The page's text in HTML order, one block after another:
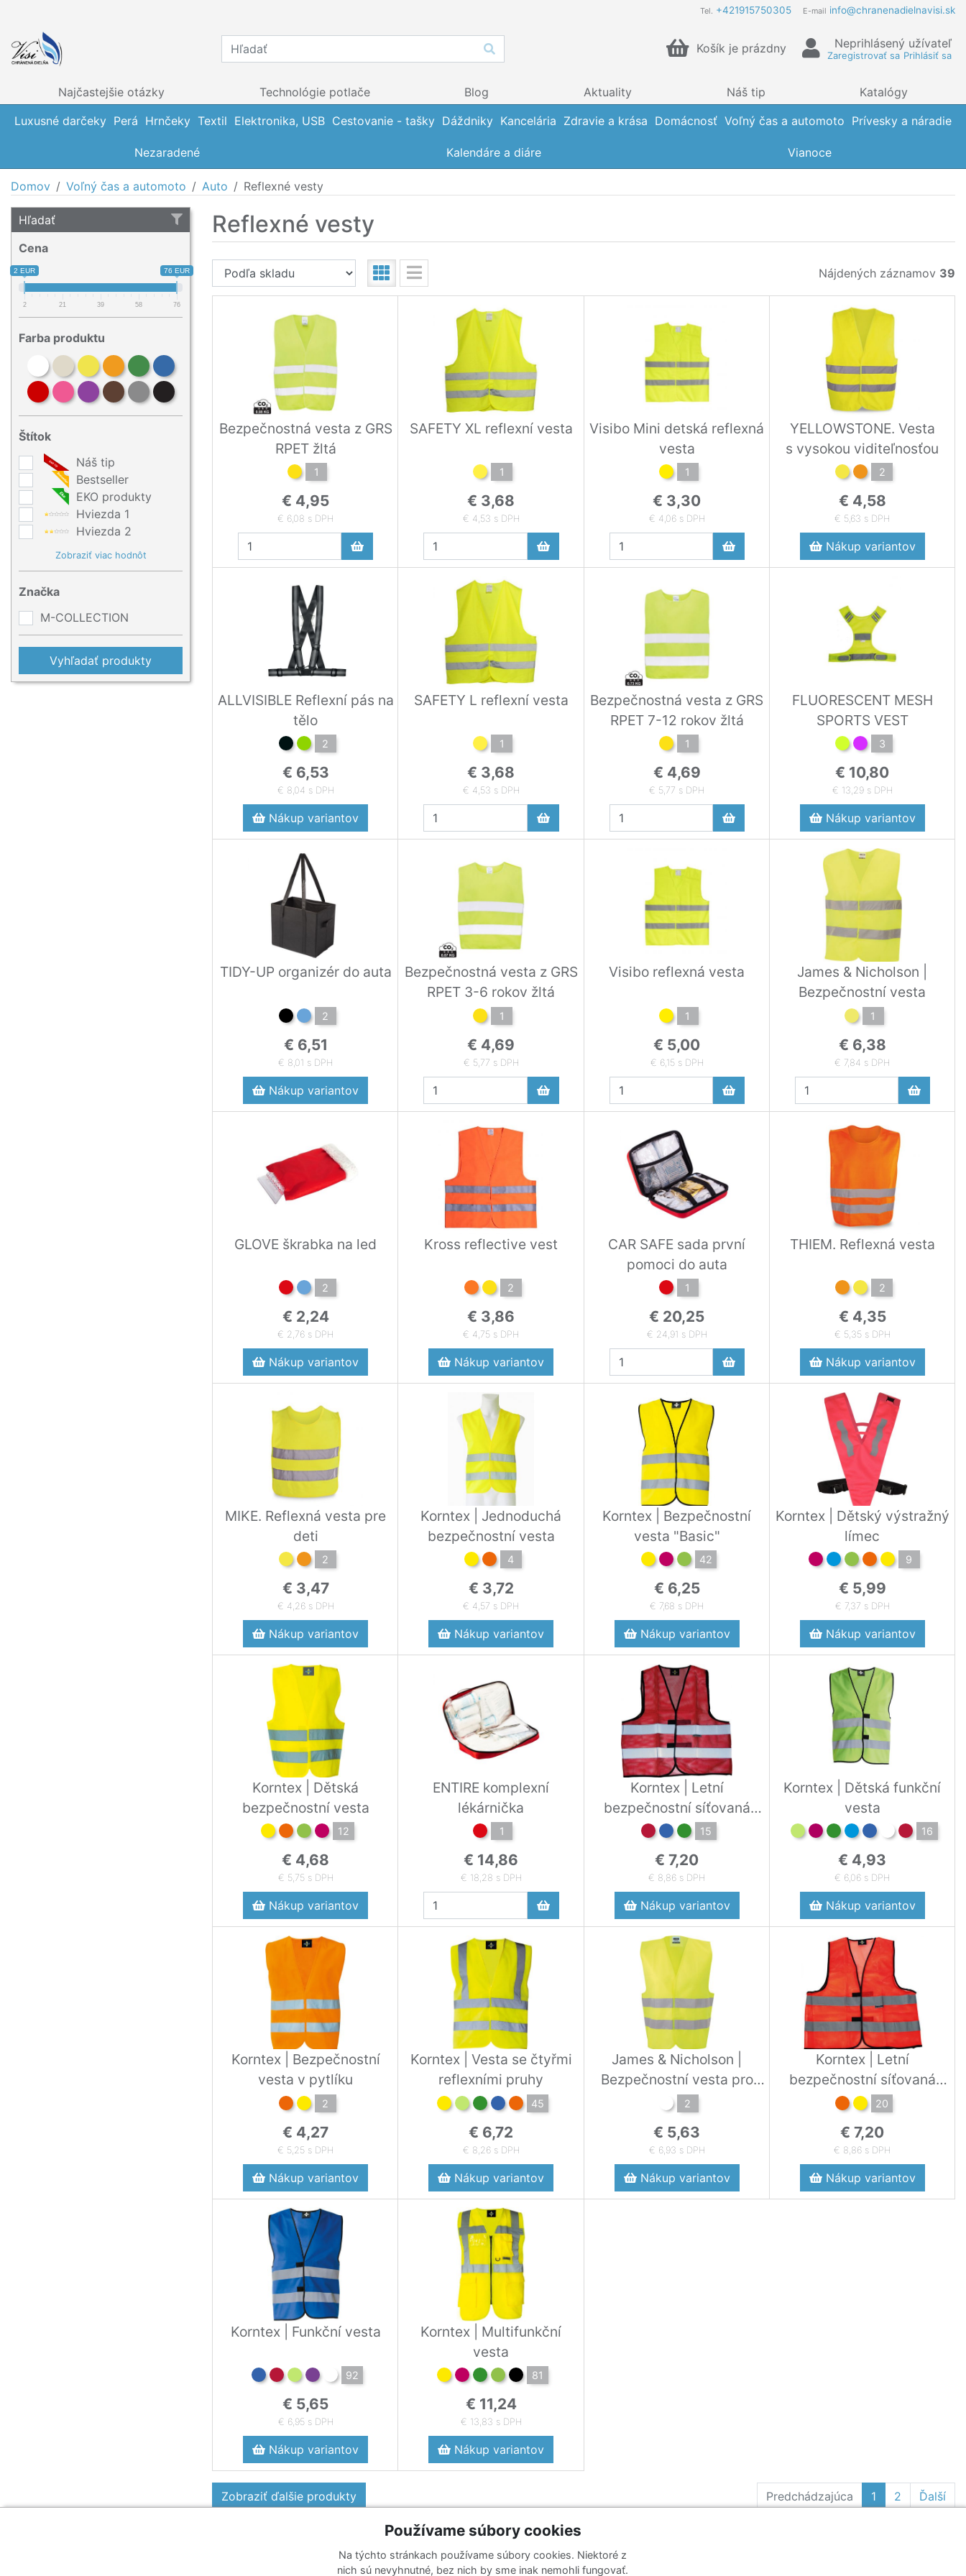
Tel. +421915750305 E-mail info@chranenadielnavisi.sk
Košík je prázdny Neprihlásený užívateľ
Zaregistrovať sa Prihlásiť sa
Najčastejšie otázky Technológie potlače Blog Aktuality Náš tip
Katalógy
Luxusné darčeky Perá Hrnčeky Textil Elektronika, USB Cestovanie - tašky Dáždniky Kancelária Zdravie a krása Domácnosť Voľný čas a automoto Prívesky a náradie
Nezaradené Kalendáre a diáre Vianoce
Domov Voľný čas a automoto Auto Reflexné vesty
Hľadať
Cena
2 EUR 76 EUR
2 21 39 58 76
Farba produktu
Štítok
Náš tip
Bestseller
EKO produkty
Hviezda 1
Hviezda 2
Zobraziť viac hodnôt
Značka
M-COLLECTION
Vyhľadať produkty
Reflexné vesty
Nájdených záznamov 39
Bezpečnostná vesta z GRS
RPET žltá
1
€ 4,95
€ 6,08 s DPH
SAFETY XL reflexní vesta
1
€ 3,68
€ 4,53 s DPH
Visibo Mini detská reflexná
vesta
1
€ 3,30
€ 4,06 s DPH
YELLOWSTONE. Vesta
s vysokou viditeľnosťou
2
€ 4,58
€ 5,63 s DPH
Nákup variantov
ALLVISIBLE Reflexní pás na
tělo
2
€ 6,53
€ 8,04 s DPH
Nákup variantov
SAFETY L reflexní vesta
1
€ 3,68
€ 4,53 s DPH
Bezpečnostná vesta z GRS
RPET 7-12 rokov žltá
1
€ 4,69
€ 5,77 s DPH
FLUORESCENT MESH
SPORTS VEST
3
€ 10,80
€ 13,29 s DPH
Nákup variantov
TIDY-UP organizér do auta
2
€ 6,51
€ 8,01 s DPH
Nákup variantov
Bezpečnostná vesta z GRS
RPET 3-6 rokov žltá
1
€ 4,69
€ 5,77 s DPH
Visibo reflexná vesta
1
€ 5,00
€ 6,15 s DPH
James & Nicholson |
Bezpečnostní vesta
1
€ 6,38
€ 7,84 s DPH
GLOVE škrabka na led
2
€ 2,24
€ 2,76 s DPH
Nákup variantov
Kross reflective vest
2
€ 3,86
€ 4,75 s DPH
Nákup variantov
CAR SAFE sada první
pomoci do auta
1
€ 20,25
€ 24,91 s DPH
THIEM. Reflexná vesta
2
€ 4,35
€ 5,35 s DPH
Nákup variantov
MIKE. Reflexná vesta pre
deti
2
€ 3,47
€ 4,26 s DPH
Nákup variantov
Korntex | Jednoduchá
bezpečnostní vesta
4
€ 3,72
€ 4,57 s DPH
Nákup variantov
Korntex | Bezpečnostní
vesta "Basic"
42
€ 6,25
€ 7,68 s DPH
Nákup variantov
Korntex | Dětský výstražný
límec
9
€ 5,99
€ 7,37 s DPH
Nákup variantov
Korntex | Dětská
bezpečnostní vesta
12
€ 4,68
€ 5,75 s DPH
Nákup variantov
ENTIRE komplexní
lékárnička
1
€ 14,86
€ 18,28 s DPH
Korntex | Letní
bezpečnostní síťovaná
vesta
15
€ 7,20
€ 8,86 s DPH
Nákup variantov
Korntex | Dětská funkční
vesta
16
€ 4,93
€ 6,06 s DPH
Nákup variantov
Korntex | Bezpečnostní
vesta v pytlíku
2
€ 4,27
€ 5,25 s DPH
Nákup variantov
Korntex | Vesta se čtyřmi
reflexními pruhy
45
€ 6,72
€ 8,26 s DPH
Nákup variantov
James & Nicholson |
Bezpečnostní vesta pro
dospělé
2
€ 5,63
€ 6,93 s DPH
Nákup variantov
Korntex | Letní
bezpečnostní síťovaná
vesta20
€ 7,20
€ 8,86 s DPH
Nákup variantov
Korntex | Funkční vesta
92
€ 5,65
€ 6,95 s DPH
Nákup variantov
Korntex | Multifunkční
vesta
81
€ 11,24
€ 13,83 s DPH
Nákup variantov
Zobraziť ďalšie produkty Predchádzajúca 1 2 Ďalší
Katalógy
Prihlásiť sa k odberu noviniek
Používame súbory cookies
Na týchto stránkach používame súbory cookies. Niektoré z
nich sú nevyhnutné, bez nich by sme inak nemohli fungovať.